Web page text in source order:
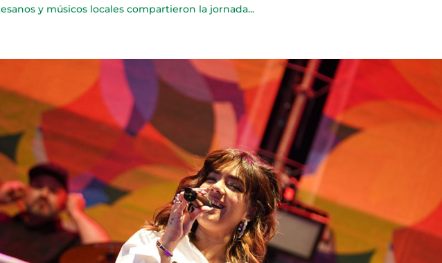
y músicos locales compartieron la jornada...